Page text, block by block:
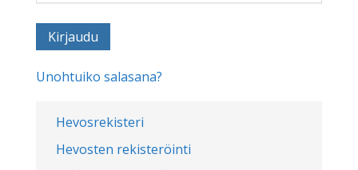
Hevosrekisteri
Hevosten rekisteröinti
Unohtuiko salasana?